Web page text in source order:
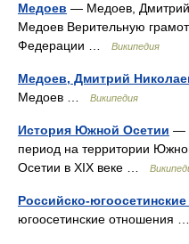
Медоев — Медоев, Дмитрий
Медоев Верительную
Федерации …
Википедия
Медоев, Дмитрий
Медоев …
Википедия
История Южной Осетии —
период на территории
Осетии в XIX веке …
Российско-
югоосетинские отношения